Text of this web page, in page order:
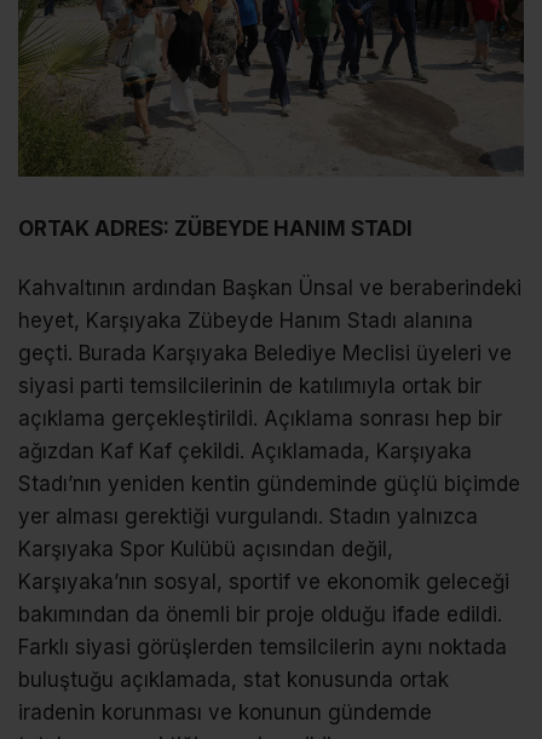
ORTAK ADRES: ZÜBEYDE HANIM STADI
Kahvaltının ardından Başkan Ünsal ve beraberindeki
heyet, Karşıyaka Zübeyde Hanım Stadı alanına
geçti. Burada Karşıyaka Belediye Meclisi üyeleri ve
siyasi parti temsilcilerinin de katılımıyla ortak bir
açıklama gerçekleştirildi. Açıklama sonrası hep bir
ağızdan Kaf Kaf çekildi. Açıklamada, Karşıyaka
Stadı’nın yeniden kentin gündeminde güçlü biçimde
yer alması gerektiği vurgulandı. Stadın yalnızca
Karşıyaka Spor Kulübü açısından değil,
Karşıyaka’nın sosyal, sportif ve ekonomik geleceği
bakımından da önemli bir proje olduğu ifade edildi.
Farklı siyasi görüşlerden temsilcilerin aynı noktada
buluştuğu açıklamada, stat konusunda ortak
iradenin korunması ve konunun gündemde